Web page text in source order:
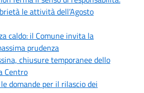
le attività dell’Agosto
caldo: il Comune invita la
prudenza
chiusure temporanee dello
Centro
domande per il rilascio dei